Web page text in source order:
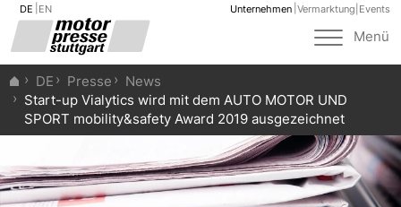
DE EN Unternehmen Vermarktung Events
Toggle
Menü
DE Presse
News
Start-up Vialytics wird mit dem AUTO MOTOR UND
SPORT mobility&safety Award 2019 ausgezeichnet